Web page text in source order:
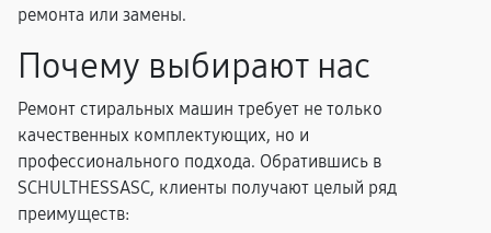
ремонта или замены.
Почему выбирают нас
Ремонт стиральных машин требует не только
качественных комплектующих, но и
профессионального подхода. Обратившись в
SCHULTHESSASC, клиенты получают целый ряд
преимуществ: